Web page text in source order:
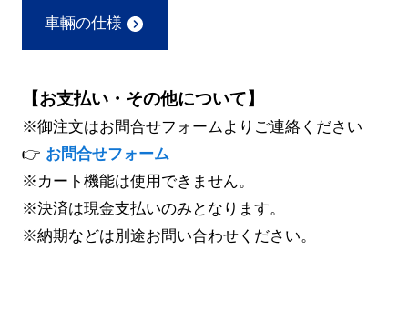
車輛の仕様
【お支払い・その他について】
※御注文はお問合せフォームよりご連絡ください
👉 お問合せフォーム
※カート機能は使用できません。
※決済は現金支払いのみとなります。
※納期などは別途お問い合わせください。